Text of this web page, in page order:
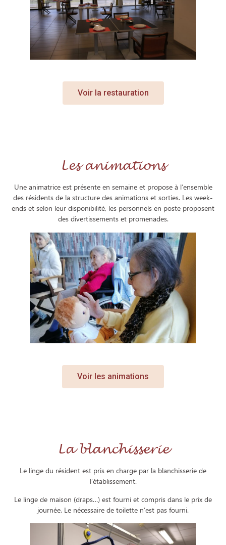
Voir la restauration
Les animations
Une animatrice est présente en semaine et propose à l’ensemble
des résidents de la structure des animations et sorties. Les week-
ends et selon leur disponibilité, les personnels en poste proposent
des divertissements et promenades.
Voir les animations
La blanchisserie
Le linge du résident est pris en charge par la blanchisserie de
l’établissement.
Le linge de maison (draps…) est fourni et compris dans le prix de
journée. Le nécessaire de toilette n’est pas fourni.